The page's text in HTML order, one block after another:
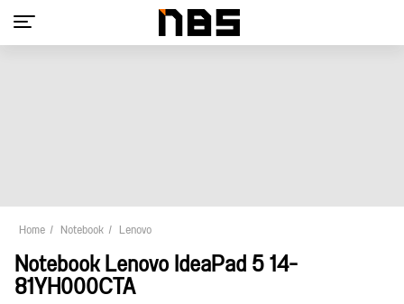
Home Notebook Lenovo
Notebook Lenovo IdeaPad 5 14-
81YH000CTA